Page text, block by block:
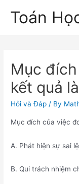
Toán
Mục
kết quả
Hỏi và Đáp / By
Mục đích của việc
A. Phát hiện sự sai
B. Qui trách nhiệm